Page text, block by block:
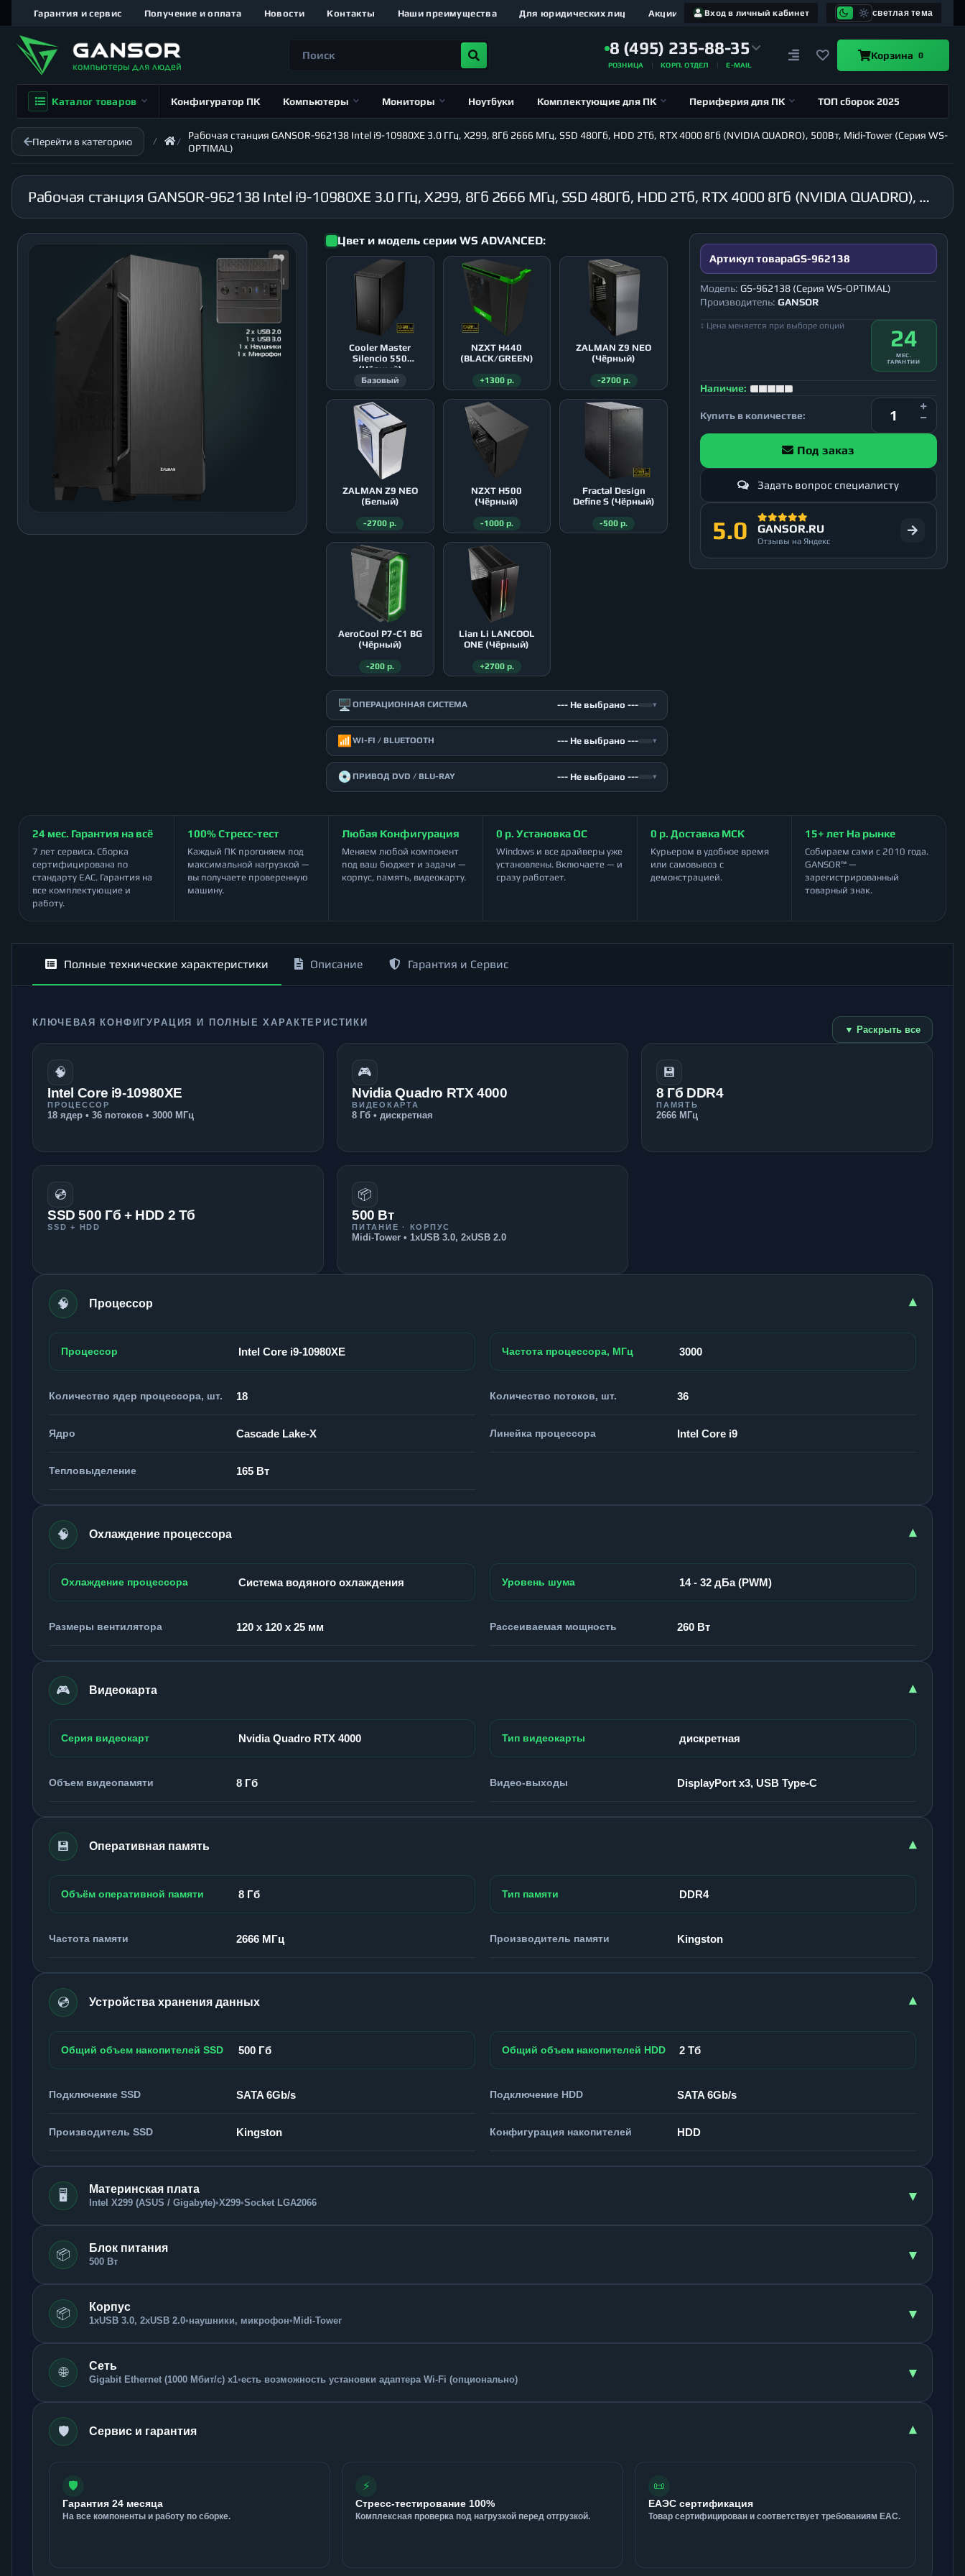
Вход в личный кабинет светлая тема
Гарантия и сервис Получение и оплата Новости Контакты Наши преимущества Для юридических лиц Акции
8 (495) 235-88-35
РОЗНИЦА КОРП. ОТДЕЛ E-MAIL
Корзина 0
Каталог товаров Конфигуратор ПК Компьютеры Мониторы Ноутбуки Комплектующие для ПК Периферия для ПК ТОП сборок 2025
Перейти в категорию
Рабочая станция GANSOR-962138 Intel i9-10980XE 3.0 ГГц, X299, 8Гб 2666 МГц, SSD 480Гб, HDD 2Тб, RTX 4000 8Гб (NVIDIA QUADRO), 500Вт, Midi-Tower (Серия WS-
OPTIMAL)
Рабочая станция GANSOR-962138 Intel i9-10980XE 3.0 ГГц, X299, 8Гб 2666 МГц, SSD 480Гб, HDD 2Тб, RTX 4000 8Гб (NVIDIA QUADRO), 500Вт, Midi-Tower (Серия WS-OPTIMAL)
Цвет и модель серии WS ADVANCED:
Cooler Master
Silencio 550
(Чёрный)
Базовый
NZXT H440
(BLACK/GREEN)
+1300 р.
ZALMAN Z9 NEO
(Чёрный)
-2700 р.
ZALMAN Z9 NEO
(Белый)
-2700 р.
NZXT H500
(Чёрный)
-1000 р.
Fractal Design
Define S (Чёрный)
-500 р.
AeroСool P7-C1 BG
(Чёрный)
-200 р.
Lian Li LANCOOL
ONE (Чёрный)
+2700 р.
🖥️ ОПЕРАЦИОННАЯ СИСТЕМА --- Не выбрано --- ▾
📶 WI-FI / BLUETOOTH --- Не выбрано --- ▾
💿 ПРИВОД DVD / BLU-RAY --- Не выбрано --- ▾
Артикул товараGS-962138
Модель: GS-962138 (Серия WS-OPTIMAL)
Производитель: GANSOR
↕ Цена меняется при выборе опций 24
МЕС.
ГАРАНТИИ
Наличие:
Купить в количестве:
Под заказ
Задать вопрос специалисту
5.0 GANSOR.RU
Отзывы на Яндекс
24 мес. Гарантия на всё
7 лет сервиса. Сборка
сертифицирована по
стандарту ЕАС. Гарантия на
все комплектующие и
работу.
100% Стресс-тест
Каждый ПК прогоняем под
максимальной нагрузкой —
вы получаете проверенную
машину.
Любая Конфигурация
Меняем любой компонент
под ваш бюджет и задачи —
корпус, память, видеокарту.
0 р. Установка ОС
Windows и все драйверы уже
установлены. Включаете — и
сразу работает.
0 р. Доставка МСК
Курьером в удобное время
или самовывоз с
демонстрацией.
15+ лет На рынке
Собираем сами с 2010 года.
GANSOR™ —
зарегистрированный
товарный знак.
Полные технические характеристики Описание Гарантия и Сервис
КЛЮЧЕВАЯ КОНФИГУРАЦИЯ И ПОЛНЫЕ ХАРАКТЕРИСТИКИ
▼ Раскрыть все
🧠
Intel Core i9-10980XE
ПРОЦЕССОР
18 ядер • 36 потоков • 3000 МГц
🎮
Nvidia Quadro RTX 4000
ВИДЕОКАРТА
8 Гб • дискретная
💾
8 Гб DDR4
ПАМЯТЬ
2666 МГц
💿
SSD 500 Гб + HDD 2 Тб
SSD + HDD
📦
500 Вт
ПИТАНИЕ · КОРПУС
Midi-Tower • 1xUSB 3.0, 2xUSB 2.0
🧠 Процессор ▾
Процессор Intel Core i9-10980XE Частота процессора, МГц 3000
Количество ядер процессора, шт. 18 Количество потоков, шт. 36
Ядро Cascade Lake-X Линейка процессора Intel Core i9
Тепловыделение 165 Вт
🧠 Охлаждение процессора ▾
Охлаждение процессора Система водяного охлаждения Уровень шума 14 - 32 дБа (PWM)
Размеры вентилятора 120 x 120 x 25 мм Рассеиваемая мощность 260 Вт
🎮 Видеокарта ▾
Серия видеокарт Nvidia Quadro RTX 4000 Тип видеокарты дискретная
Объем видеопамяти 8 Гб Видео-выходы DisplayPort x3, USB Type-C
💾 Оперативная память ▾
Объём оперативной памяти 8 Гб Тип памяти DDR4
Частота памяти 2666 МГц Производитель памяти Kingston
💿 Устройства хранения данных ▾
Общий объем накопителей SSD 500 Гб Общий объем накопителей HDD 2 Тб
Подключение SSD SATA 6Gb/s Подключение HDD SATA 6Gb/s
Производитель SSD Kingston Конфигурация накопителей HDD
🖥️ Материнская плата
Intel X299 (ASUS / Gigabyte)•X299•Socket LGA2066 ▾
📦 Блок питания
500 Вт ▾
📦 Корпус
1xUSB 3.0, 2xUSB 2.0•наушники, микрофон• Midi-Tower ▾
🌐 Сеть
Gigabit Ethernet (1000 Мбит/с) x1•есть возможность установки адаптера Wi-Fi (опционально) ▾
🛡️ Сервис и гарантия ▾
🛡️
Гарантия 24 месяца
На все компоненты и работу по сборке.
⚡
Стресс-тестирование 100%
Комплексная проверка под нагрузкой перед отгрузкой.
📜
ЕАЭС сертификация
Товар сертифицирован и соответствует требованиям ЕАС.